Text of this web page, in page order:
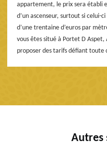
appartement, le prix sera établi
d’un ascenseur, surtout si celui-
d’une trentaine d’euros par
vous êtes situé à Portet D
proposer des tarifs défiant toute
Autres